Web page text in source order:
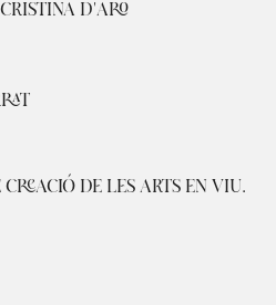
D'ARO
CREACIÓ DE LES ARTS EN VIU.